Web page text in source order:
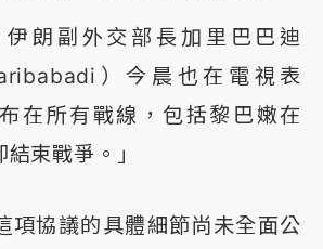
朗副外交部長加里巴巴迪
）今晨也在電視表
在所有戰線，包括黎巴嫩在
束戰爭。」
項協議的具體細節尚未全面公